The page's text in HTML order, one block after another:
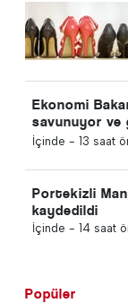
Ekonomi
savunuyor ve
sağlıyor
İçinde - 13 saat
Portekizli
kaydedildi
İçinde - 14 saat
Popüler